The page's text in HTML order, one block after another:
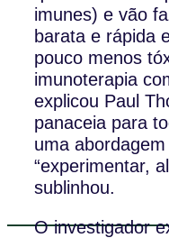
imunes) e vão
barata e rápida
pouco menos
imunoterapia
explicou Paul
panaceia para
uma
“experimentar,
sublinhou.
O investigador